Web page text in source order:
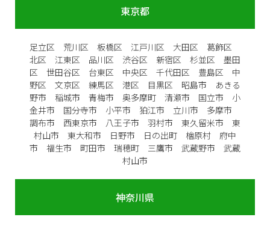
東京都
足立区 荒川区 板橋区 江戸川区 大田区 葛飾区
北区 江東区 品川区 渋谷区 新宿区 杉並区 墨田
区 世田谷区 台東区 中央区 千代田区 豊島区 中
野区 文京区 練馬区 港区 目黒区 昭島市 あきる
野市 稲城市 青梅市 奥多摩町 清瀬市 国立市 小
金井市 国分寺市 小平市 狛江市 立川市 多摩市
調布市 西東京市 八王子市 羽村市 東久留米市 東
村山市 東大和市 日野市 日の出町 檜原村 府中
市 福生市 町田市 瑞穂町 三鷹市 武蔵野市 武蔵
村山市
神奈川県